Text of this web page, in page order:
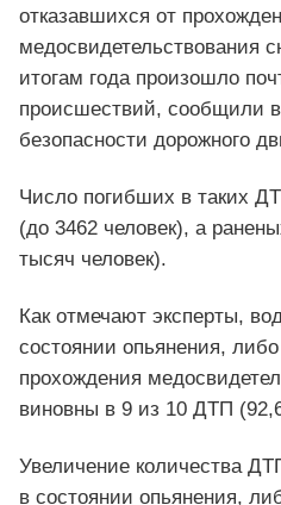
отказавшихся от
медосвидетельствования
итогам года произошло
происшествий, сообщили
безопасности дорожного
Число погибших в таких
(до 3462 человек), а
тысяч человек).
Как отмечают эксперты,
состоянии опьянения,
прохождения
виновны в 9 из 10 ДТП
Увеличение количества
в состоянии опьянения,